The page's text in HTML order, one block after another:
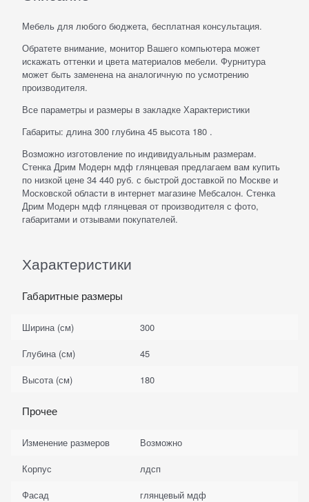
Мебель для любого бюджета, бесплатная консультация.
Обратете внимание, монитор Вашего компьютера может
искажать оттенки и цвета материалов мебели. Фурнитура
может быть заменена на аналогичную по усмотрению
производителя.
Все параметры и размеры в закладке Характеристики
Габариты: длина 300 глубина 45 высота 180 .
Возможно изготовление по индивидуальным размерам.
Стенка Дрим Модерн мдф глянцевая предлагаем вам купить
по низкой цене 34 440 руб. с быстрой доставкой по Москве и
Московской области в интернет магазине Мебсалон. Стенка
Дрим Модерн мдф глянцевая от производителя с фото,
габаритами и отзывами покупателей.
Характеристики
Габаритные размеры
Ширина (см)
300
Глубина (см)
45
Высота (см)
180
Прочее
Изменение размеров
Возможно
Корпус
лдсп
Фасад
глянцевый мдф